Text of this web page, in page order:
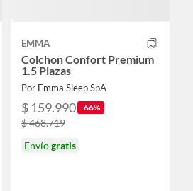
EMMA
Colchon Confort Premium
1.5 Plazas
Por Emma Sleep SpA
$ 159.990 -66%
$ 468.719
Envíogratis